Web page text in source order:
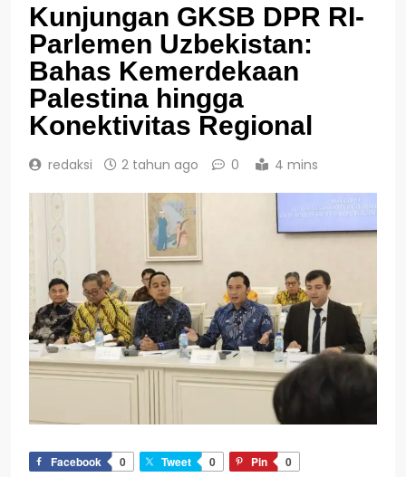
Kunjungan GKSB DPR RI-
Parlemen Uzbekistan:
Bahas Kemerdekaan
Palestina hingga
Konektivitas Regional
redaksi 2 tahun ago 0 4 mins
Facebook 0 Tweet 0 Pin
0